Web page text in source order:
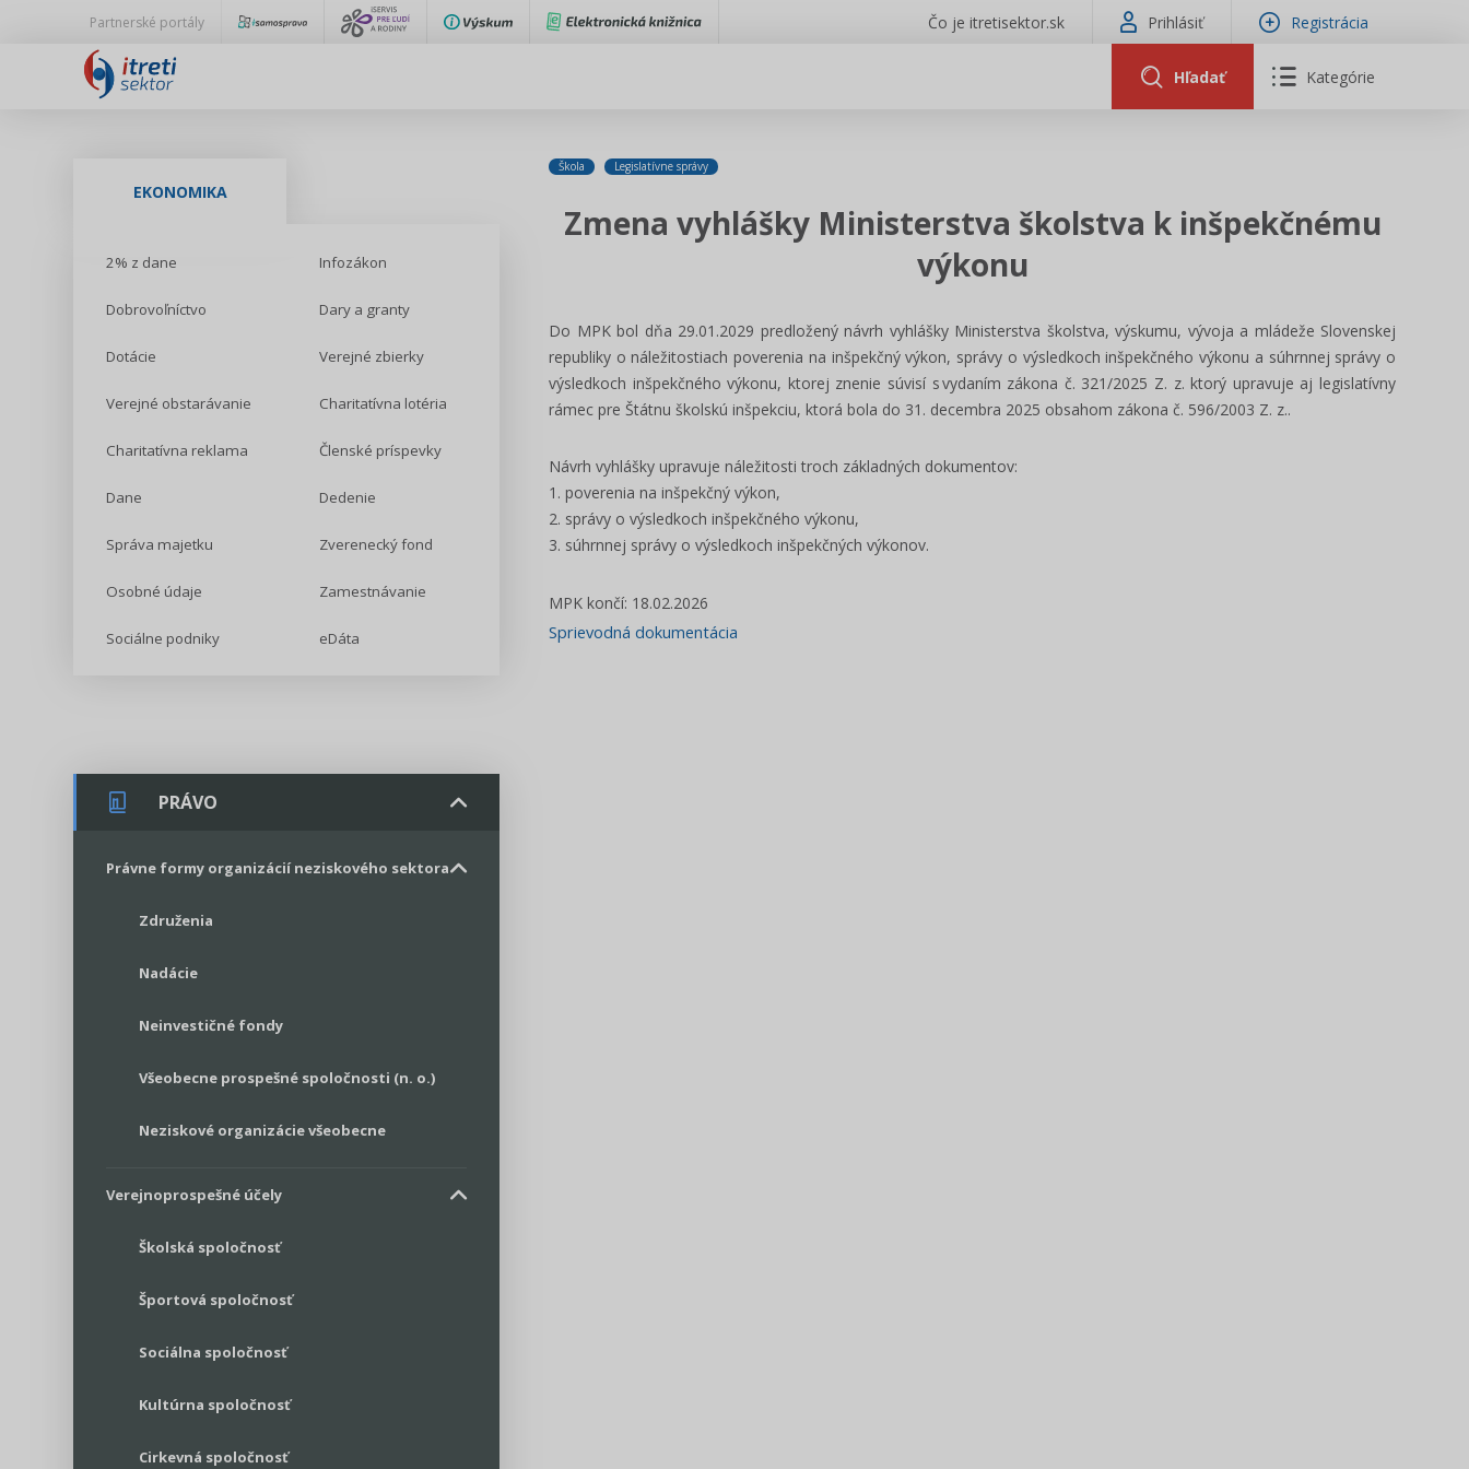
Partnerské portály Čo je itretisektor.sk Prihlásiť Registrácia
Hľadať Kategórie
EKONOMIKA
2% z dane Infozákon
Dobrovoľníctvo Dary a granty
Dotácie Verejné zbierky
Verejné obstarávanie Charitatívna lotéria
Charitatívna reklama Členské príspevky
Dane Dedenie
Správa majetku Zverenecký fond
Osobné údaje Zamestnávanie
Sociálne podniky eDáta
PRÁVO
Právne formy organizácií neziskového sektora
Združenia
Nadácie
Neinvestičné fondy
Všeobecne prospešné spoločnosti (n. o.)
Neziskové organizácie všeobecne
Verejnoprospešné účely
Školská spoločnosť
Športová spoločnosť
Sociálna spoločnosť
Kultúrna spoločnosť
Cirkevná spoločnosť
Škola Legislatívne správy
Zmena vyhlášky Ministerstva školstva k inšpekčnému
výkonu
Do MPK bol dňa 29.01.2029 predložený návrh vyhlášky Ministerstva školstva, výskumu, vývoja a mládeže Slovenskej
republiky o náležitostiach poverenia na inšpekčný výkon, správy o výsledkoch inšpekčného výkonu a súhrnnej správy o
výsledkoch inšpekčného výkonu, ktorej znenie súvisí s vydaním zákona č. 321/2025 Z. z. ktorý upravuje aj legislatívny
rámec pre Štátnu školskú inšpekciu, ktorá bola do 31. decembra 2025 obsahom zákona č. 596/2003 Z. z..
Návrh vyhlášky upravuje náležitosti troch základných dokumentov:
1. poverenia na inšpekčný výkon,
2. správy o výsledkoch inšpekčného výkonu,
3. súhrnnej správy o výsledkoch inšpekčných výkonov.
MPK končí: 18.02.2026
Sprievodná dokumentácia